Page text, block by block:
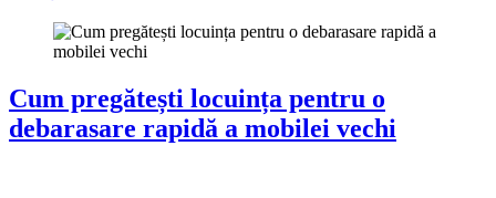
Cum pregătești locuința pentru o
debarasare rapidă a mobilei vechi